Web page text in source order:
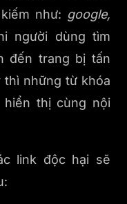
như: google,
người dùng tìm
đến trang bị tấn
những từ khóa
thị cùng nội
link độc hại sẽ